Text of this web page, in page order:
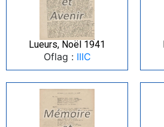
Lueurs, Noël 1941
Oflag : IIIC